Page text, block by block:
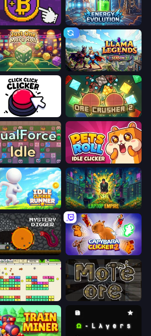
Maker Energy Evolution
One More Roll Llama Legends
Click Clicker OreCrusher 2
Idle Pets Roll: Idle Clicker
Runner Laptop Empire
Digger Capybara Clicker 2
Breakout More Ore